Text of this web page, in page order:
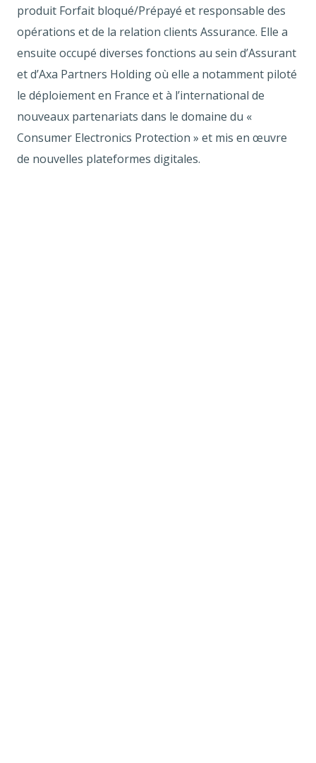
produit Forfait bloqué/Prépayé et responsable des
opérations et de la relation clients Assurance. Elle a
ensuite occupé diverses fonctions au sein d’Assurant
et d’Axa Partners Holding où elle a notamment piloté
le déploiement en France et à l’international de
nouveaux partenariats dans le domaine du «
Consumer Electronics Protection » et mis en œuvre
de nouvelles plateformes digitales.